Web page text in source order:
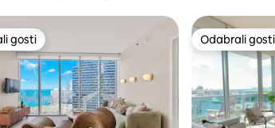
gosti
gosti Odabrali gosti
Odabrali gosti